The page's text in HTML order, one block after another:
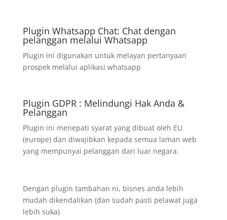
Plugin Whatsapp Chat: Chat dengan
pelanggan melalui Whatsapp
Plugin ini digunakan untuk melayan pertanyaan
prospek melalui aplikasi whatsapp
Plugin GDPR : Melindungi Hak Anda &
Pelanggan
Plugin ini menepati syarat yang dibuat oleh EU
(europe) dan diwajibkan kepada semua laman web
yang mempunyai pelanggan dari luar negara.
Dengan plugin tambahan ni, bisnes anda lebih
mudah dikendalikan (dan sudah pasti pelawat juga
lebih suka)